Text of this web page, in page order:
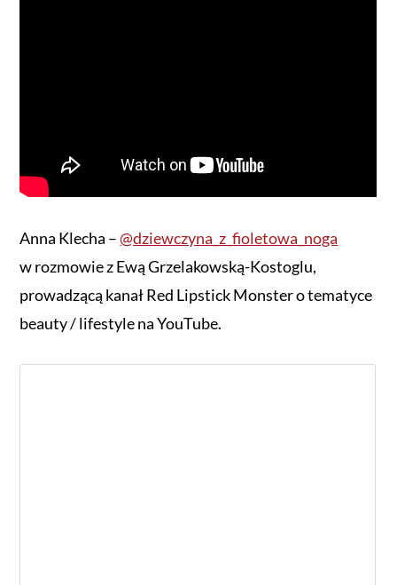
Anna Klecha –@dziewczyna_z_fioletowa_noga
w rozmowie zEwą Grzelakowską-Kostoglu,
prowadzącą kanałRed Lipstick Monstero tematyce
beauty / lifestyle na YouTube.